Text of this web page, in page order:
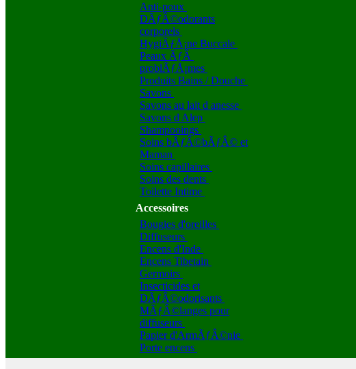
Anti-poux
DÃƒÂ©odorants
corporels
HygiÃƒÅ¡ne Buccale
Peaux ÃƒÂ
problÃƒÅ¡mes
Produits Bains / Douche
Savons
Savons au lait d anesse
Savons d Alep
Shampooings
Soins bÃƒÂ©bÃƒÂ© et
Maman
Soins capillaires
Soins des dents
Toilette Intime
Accessoires
Bougies d'oreilles
Diffuseurs
Encens d'Inde
Encens Tibetain
Germoirs
Insecticides et
DÃƒÂ©odorisants
MÃƒÂ©langes pour
diffuseurs
Papier d'ArmÃƒÂ©nie
Porte encens